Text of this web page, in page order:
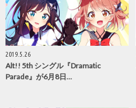
2019.5.26
Alt!! 5th シングル『Dramatic
Parade』が6月8日…